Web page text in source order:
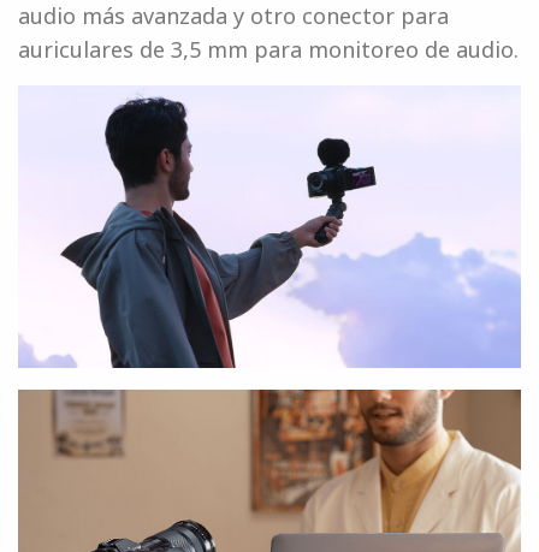
audio más avanzada y otro conector para
auriculares de 3,5 mm para monitoreo de audio.